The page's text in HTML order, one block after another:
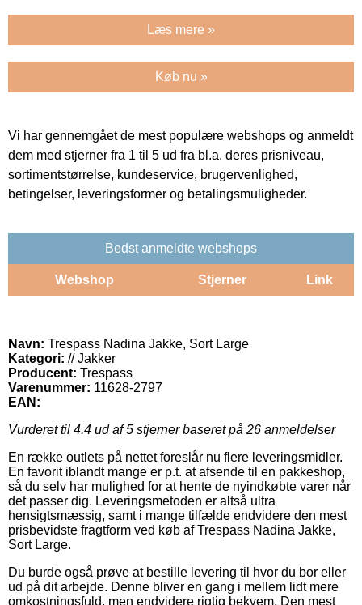
Læs mere »
Køb nu »
Vi har gennemgået de mest populære webshops og anmeldt
dem med stjerner fra 1 til 5 ud fra bl.a. deres prisniveau,
sortimentstørrelse, kundeservice, brugervenlighed,
betingelser, leveringsformer og betalingsmuligheder.
Bedst anmeldte webshops
Webshop Stjerner Link
Navn: Trespass Nadina Jakke, Sort Large
Kategori: // Jakker
Producent: Trespass
Varenummer: 11628-2797
EAN:
Vurderet til 4.4 ud af 5 stjerner baseret på 26 anmeldelser
En række outlets på nettet foreslår nu flere leveringsmidler.
En favorit iblandt mange er p.t. at afsende til en pakkeshop,
så du selv har mulighed for at hente de nyindkøbte varer når
det passer dig. Leveringsmetoden er altså ultra
hensigtsmæssig, samt i mange tilfælde endvidere den mest
prisbevidste fragtform ved køb af Trespass Nadina Jakke,
Sort Large.
Du burde også prøve at bestille levering til hvor du bor eller
ud på dit arbejde. Denne bliver en gang i mellem lidt mere
omkostningsfuld, men endvidere rigtig bekvem. Den mest